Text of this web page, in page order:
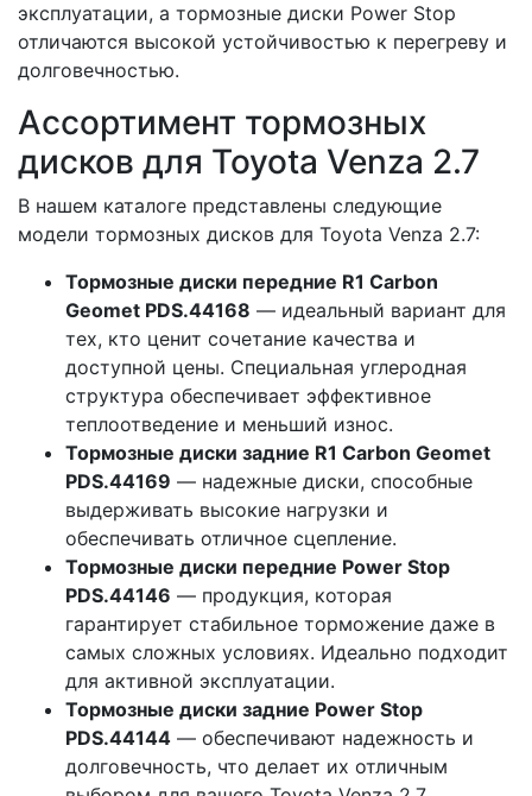
эксплуатации, а тормозные диски Power Stop
отличаются высокой устойчивостью к перегреву и
долговечностью.
Ассортимент тормозных
дисков для Toyota Venza 2.7
В нашем каталоге представлены следующие
модели тормозных дисков для Toyota Venza 2.7:
Тормозные диски передние R1 Carbon
Geomet PDS.44168 — идеальный вариант для
тех, кто ценит сочетание качества и
доступной цены. Специальная углеродная
структура обеспечивает эффективное
теплоотведение и меньший износ.
Тормозные диски задние R1 Carbon Geomet
PDS.44169 — надежные диски, способные
выдерживать высокие нагрузки и
обеспечивать отличное сцепление.
Тормозные диски передние Power Stop
PDS.44146 — продукция, которая
гарантирует стабильное торможение даже в
самых сложных условиях. Идеально подходит
для активной эксплуатации.
Тормозные диски задние Power Stop
PDS.44144 — обеспечивают надежность и
долговечность, что делает их отличным